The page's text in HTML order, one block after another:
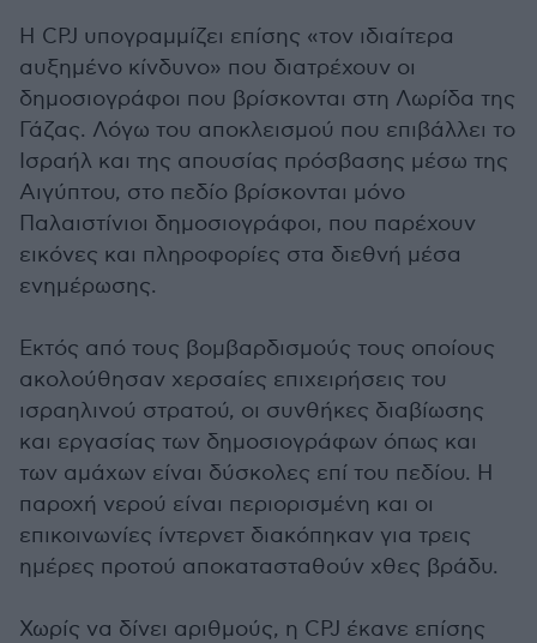
Η CPJ υπογραμμίζει επίσης «τον ιδιαίτερα
αυξημένο κίνδυνο» που διατρέχουν οι
δημοσιογράφοι που βρίσκονται στη Λωρίδα της
Γάζας. Λόγω του αποκλεισμού που επιβάλλει το
Ισραήλ και της απουσίας πρόσβασης μέσω της
Αιγύπτου, στο πεδίο βρίσκονται μόνο
Παλαιστίνιοι δημοσιογράφοι, που παρέχουν
εικόνες και πληροφορίες στα διεθνή μέσα
ενημέρωσης.
Εκτός από τους βομβαρδισμούς τους οποίους
ακολούθησαν χερσαίες επιχειρήσεις του
ισραηλινού στρατού, οι συνθήκες διαβίωσης
και εργασίας των δημοσιογράφων όπως και
των αμάχων είναι δύσκολες επί του πεδίου. Η
παροχή νερού είναι περιορισμένη και οι
επικοινωνίες ίντερνετ διακόπηκαν για τρεις
ημέρες προτού αποκατασταθούν χθες βράδυ.
Χωρίς να δίνει αριθμούς, η CPJ έκανε επίσης